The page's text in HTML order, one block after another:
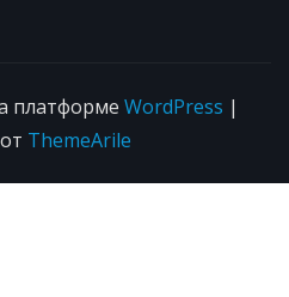
платформе WordPress |
от ThemeArile